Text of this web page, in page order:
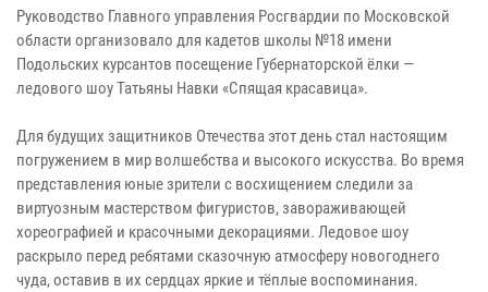
Руководство Главного управления Росгвардии по Московской
области организовало для кадетов школы №18 имени
Подольских курсантов посещение Губернаторской ёлки —
ледового шоу Татьяны Навки «Спящая красавица».
Для будущих защитников Отечества этот день стал настоящим
погружением в мир волшебства и высокого искусства. Во время
представления юные зрители с восхищением следили за
виртуозным мастерством фигуристов, завораживающей
хореографией и красочными декорациями. Ледовое шоу
раскрыло перед ребятами сказочную атмосферу новогоднего
чуда, оставив в их сердцах яркие и тёплые воспоминания.